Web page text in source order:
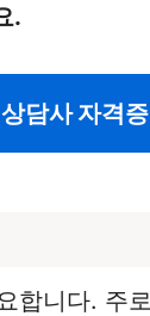
.
담사 자격
합니다. 주